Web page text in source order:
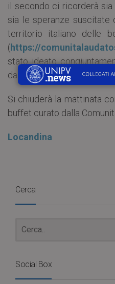
il secondo ci ricorderà
sia le speranze suscitate
territorio italiano delle
(https://
stato ideato
da Slow Food.
Si chiuderà la mattinata
buffet curato dalla
Locandina
Cerca
Social Box